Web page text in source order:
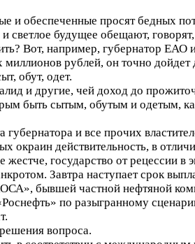
и обеспеченные просят бедных
светлое будущее обещают, говорят,
Вот, например, губернатор ЕАО
миллионов рублей, он точно дойдет
обут, одет.
и другие, чей доход до
быть сытым, обутым и одетым,
губернатора и все прочих
окраин действительность, в
жестче, государство от рецессии в
Завтра наступает срок
бывшей частной нефтяной
по разыгранному
вопроса.